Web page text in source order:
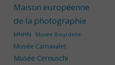
Maison européenne
de la photographie
MNHN Musée Bourdelle
Musée Carnavalet
Musée Cernuschi